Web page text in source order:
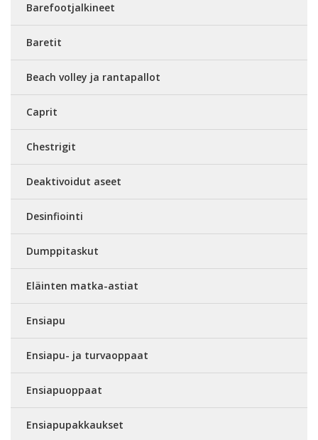
Barefootjalkineet
Baretit
Beach volley ja rantapallot
Caprit
Chestrigit
Deaktivoidut aseet
Desinfiointi
Dumppitaskut
Eläinten matka-astiat
Ensiapu
Ensiapu- ja turvaoppaat
Ensiapuoppaat
Ensiapupakkaukset